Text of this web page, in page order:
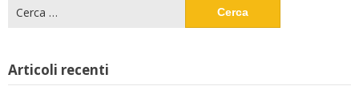
per:
Articoli recenti